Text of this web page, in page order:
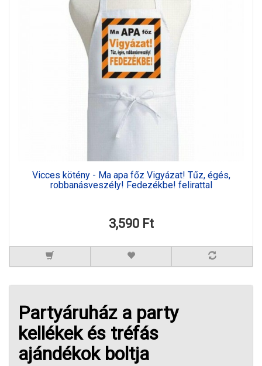
Vicces kötény - Ma apa főz Vigyázat! Tűz, égés,
robbanásveszély! Fedezékbe! felirattal
3,590 Ft
Partyáruház a party
kellékek és tréfás
ajándékok boltja